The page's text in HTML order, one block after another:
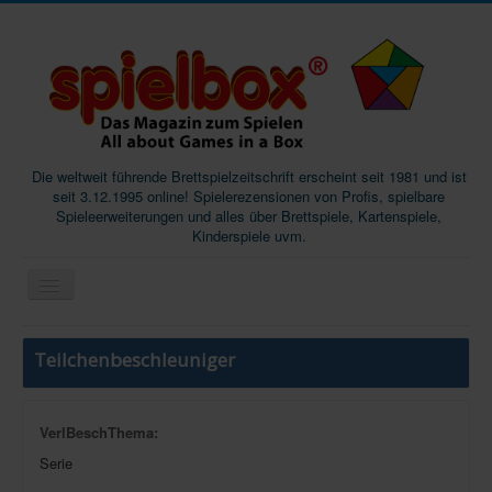
Die weltweit führende Brettspielzeitschrift erscheint seit 1981 und ist
seit 3.12.1995 online! Spielerezensionen von Profis, spielbare
Spieleerweiterungen und alles über Brettspiele, Kartenspiele,
Kinderspiele uvm.
Start
Teilchenbeschleuniger
VerlBeschThema:
Serie